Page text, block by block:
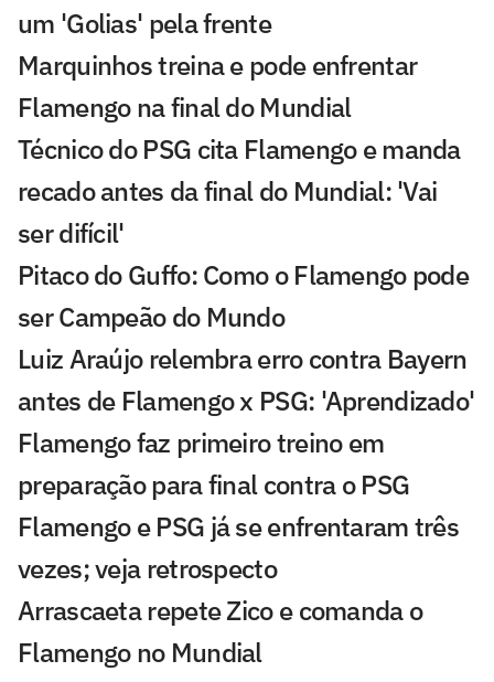
um 'Golias' pela frente
Marquinhos treina e pode enfrentar
Flamengo na final do Mundial
Técnico do PSG cita Flamengo e manda
recado antes da final do Mundial: 'Vai
ser difícil'
Pitaco do Guffo: Como o Flamengo pode
ser Campeão do Mundo
Luiz Araújo relembra erro contra Bayern
antes de Flamengo x PSG: 'Aprendizado'
Flamengo faz primeiro treino em
preparação para final contra o PSG
Flamengo e PSG já se enfrentaram três
vezes; veja retrospecto
Arrascaeta repete Zico e comanda o
Flamengo no Mundial